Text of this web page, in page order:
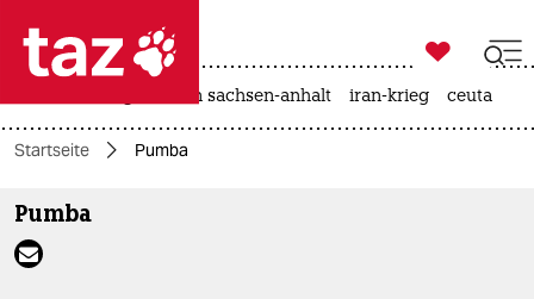
 taz zahl ich
themen
politik

taz zahl ich
landtagswahl in sachsen-anhalt iran-krieg ceuta
Startseite Pumba
Pumba